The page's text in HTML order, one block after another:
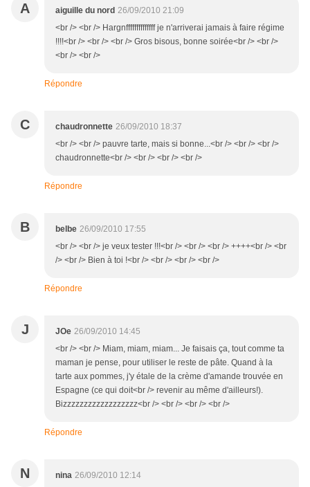
A aiguille du nord 26/09/2010 21:09
<br /> <br /> Hargnffffffffffffff je n'arriverai jamais à faire régime
!!!!<br /> <br /> <br /> Gros bisous, bonne soirée<br /> <br />
<br /> <br />
Répondre
C chaudronnette 26/09/2010 18:37
<br /> <br /> pauvre tarte, mais si bonne...<br /> <br /> <br />
chaudronnette<br /> <br /> <br /> <br />
Répondre
B belbe 26/09/2010 17:55
<br /> <br /> je veux tester !!!<br /> <br /> <br /> ++++<br /> <br
/> <br /> Bien à toi !<br /> <br /> <br /> <br />
Répondre
J JOe 26/09/2010 14:45
<br /> <br /> Miam, miam, miam... Je faisais ça, tout comme ta
maman je pense, pour utiliser le reste de pâte. Quand à la
tarte aux pommes, j'y étale de la crème d'amande trouvée en
Espagne (ce qui doit<br /> revenir au même d'ailleurs!).
Bizzzzzzzzzzzzzzzzzz<br /> <br /> <br /> <br />
Répondre
N nina 26/09/2010 12:14